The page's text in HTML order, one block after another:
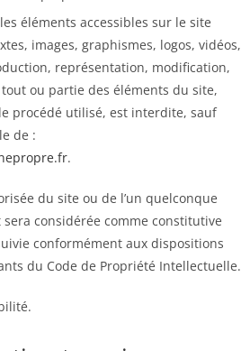
éléments accessibles sur le site
images, graphismes, logos, vidéos,
représentation, modification,
ou partie des éléments du site,
procédé utilisé, est interdite, sauf
de :
.
du site ou de l’un quelconque
considérée comme constitutive
conformément aux dispositions
du Code de Propriété Intellectuelle.